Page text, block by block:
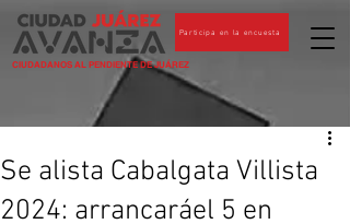
CIUDADANOS AL PENDIENTE DE JUÁREZ
Participa en la encuesta
Se alista Cabalgata Villista
2024: arrancaráel 5 en